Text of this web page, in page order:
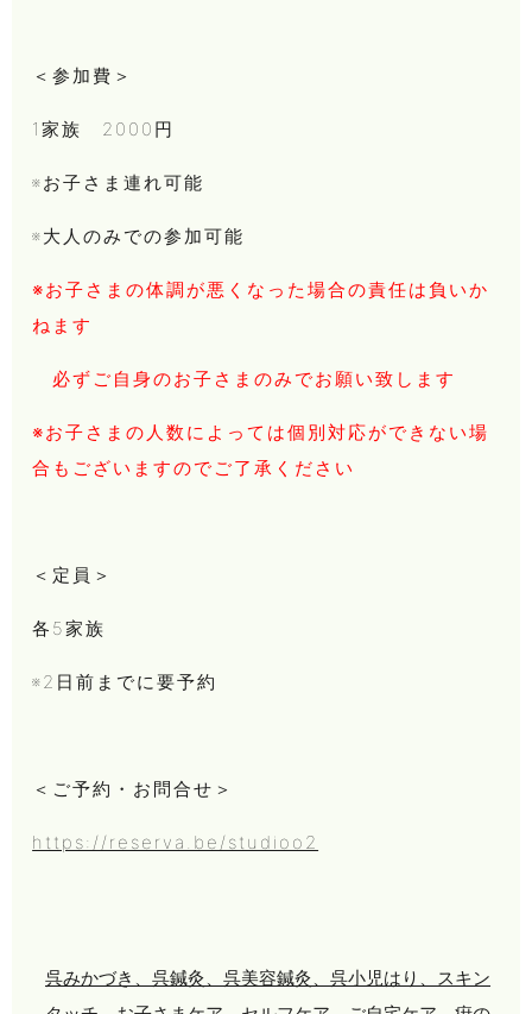
＜参加費＞
1家族 2000円
※お子さま連れ可能
※大人のみでの参加可能
※お子さまの体調が悪くなった場合の責任は負いか
ねます
必ずご自身のお子さまのみでお願い致します
※お子さまの人数によっては個別対応ができない場
合もございますのでご了承ください
＜定員＞
各5家族
※2日前までに要予約
＜ご予約・お問合せ＞
https://reserva.be/studioo2
呉みかづき、呉鍼灸、呉美容鍼灸、呉小児はり、スキン